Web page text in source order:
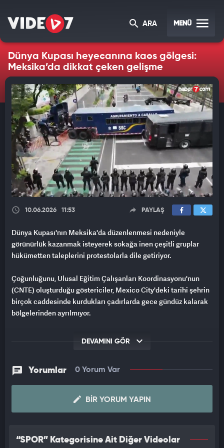
ARA MENÜ
Dünya Kupası heyecanına kaos gölgesi:
Meksika’da dikkat çeken gelişme
10.06.2026 11:53 PAYLAŞ
Dünya Kupası'nın Meksika'da düzenlenmesi nedeniyle
görünürlük kazanmak isteyerek sokağa inen çeşitli gruplar
hükümetten taleplerini protestolarla dile getiriyor.
Çoğunluğunu, Ulusal Eğitim Çalışanları Koordinasyonu'nun
(CNTE) oluşturduğu göstericiler, Mexico City'deki tarihi şehrin
birçok caddesinde kurdukları çadırlarda gece gündüz kalarak
bölgelerinden ayrılmıyor.
Zaman zaman toplanarak polisle karşı karşıya gelen Meksikalı
yasasının kaldırılmasını talep eden öğretmenlerin yanı sıra
2014 yılında Ayotzinapa'da kaybolan 43 öğretmen okulu
öğrencisinin aileleri ile destekçileri, emekli yargı çalışanları,
Gösteriler nedeniyle eski şehrin birçok noktası trafiğe
DEVAMINI GÖR
Yorumlar 0 Yorum Var
BIR YORUM YAPIN
“SPOR” Kategorisine Ait Diğer Videolar